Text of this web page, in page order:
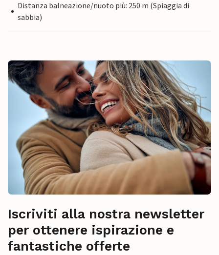
Distanza balneazione/nuoto più: 250 m (Spiaggia di
sabbia)
Iscriviti alla nostra newsletter
per ottenere ispirazione e
fantastiche offerte